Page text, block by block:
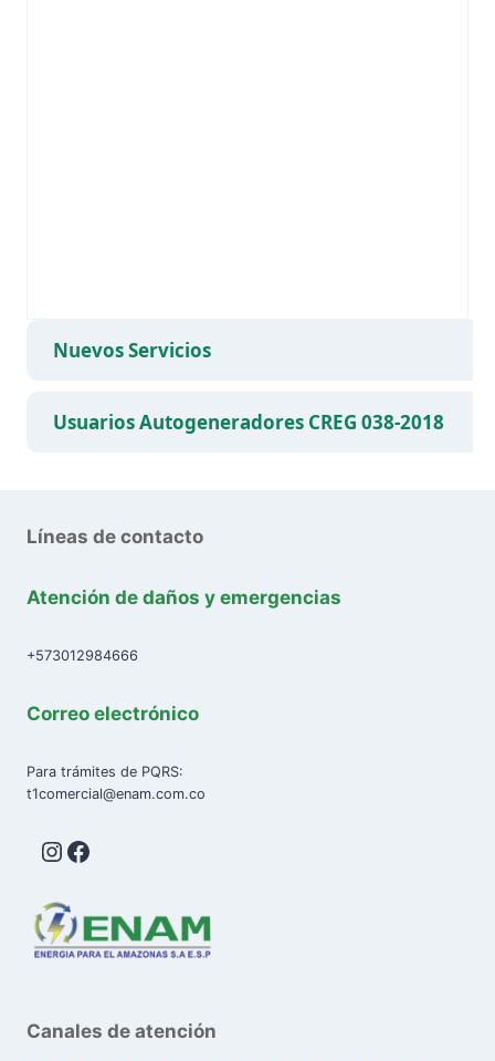
Nuevos Servicios
Usuarios Autogeneradores CREG 038-2018
Líneas de contacto
Atención de daños y emergencias
+573012984666
Correo electrónico
Para trámites de PQRS:
t1comercial@enam.com.co
Instagram
Facebook
Canales de atención